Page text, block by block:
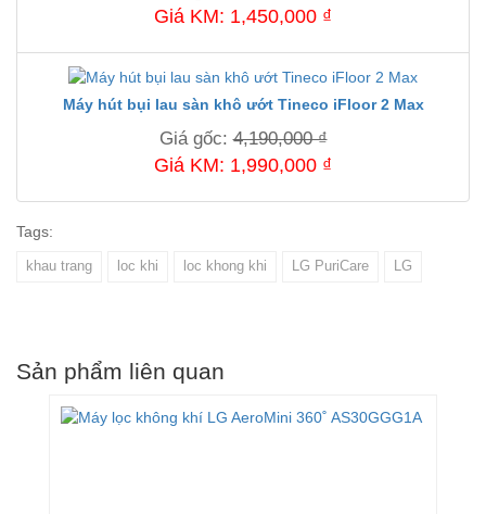
Giá KM: 1,450,000 ₫
Máy hút bụi lau sàn khô ướt Tineco iFloor 2 Max
Giá gốc:4,190,000 ₫
Giá KM: 1,990,000 ₫
Tags:
khau trang loc khi loc khong khi LG PuriCare LG
Sản phẩm liên quan